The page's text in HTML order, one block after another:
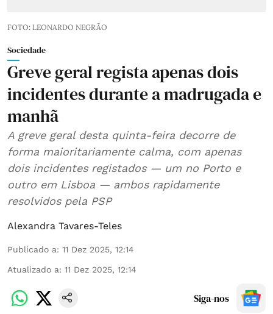
FOTO: LEONARDO NEGRÃO
Sociedade
Greve geral regista apenas dois
incidentes durante a madrugada e
manhã
A greve geral desta quinta-feira decorre de
forma maioritariamente calma, com apenas
dois incidentes registados — um no Porto e
outro em Lisboa — ambos rapidamente
resolvidos pela PSP
Alexandra Tavares-Teles
Publicado a: 11 Dez 2025, 12:14
Atualizado a: 11 Dez 2025, 12:14
Siga-nos